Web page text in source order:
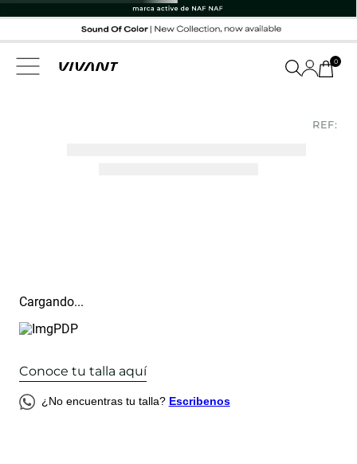
0
REF:
Cargando...
Conoce tu talla aquí
¿No encuentras tu talla? Escribenos